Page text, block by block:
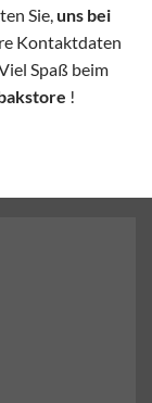
Sie,uns bei
Kontaktdaten
Spaß beim
!